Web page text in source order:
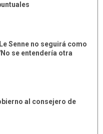
Senne no seguirá como
se entendería otra
al consejero de